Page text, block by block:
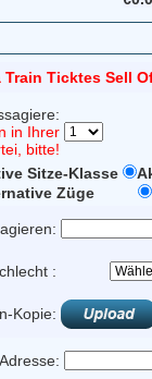
Train Ticktes Sell
in Ihrer
bitte!
Sitze-Klasse
Züge
:
Kopie: